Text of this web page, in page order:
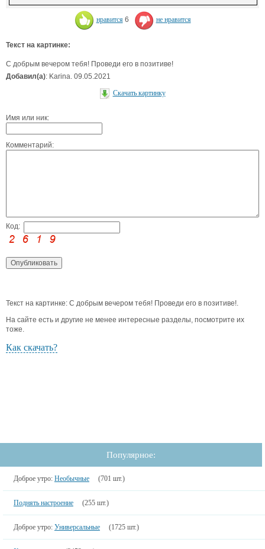
нравится 6 не нравится
Текст на картинке:
С добрым вечером тебя! Проведи его в позитиве!
Добавил(а): Karina. 09.05.2021
Скачать картинку
Имя или ник:
Комментарий:
Код:
Текст на картинке: С добрым вечером тебя! Проведи его в позитиве!.
На сайте есть и другие не менее интересные разделы, посмотрите их
тоже.
Как скачать?
Популярное:
Доброе утро: Необычные (701 шт.)
Поднять настроение (255 шт.)
Доброе утро: Универсальные (1725 шт.)